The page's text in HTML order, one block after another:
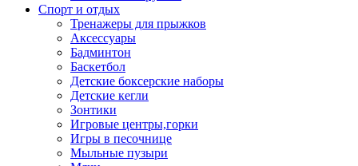
Спорт и отдых
Тренажеры для прыжков
Аксессуары
Бадминтон
Баскетбол
Детские боксерские наборы
Детские кегли
Зонтики
Игровые центры,горки
Игры в песочнице
Мыльные пузыри